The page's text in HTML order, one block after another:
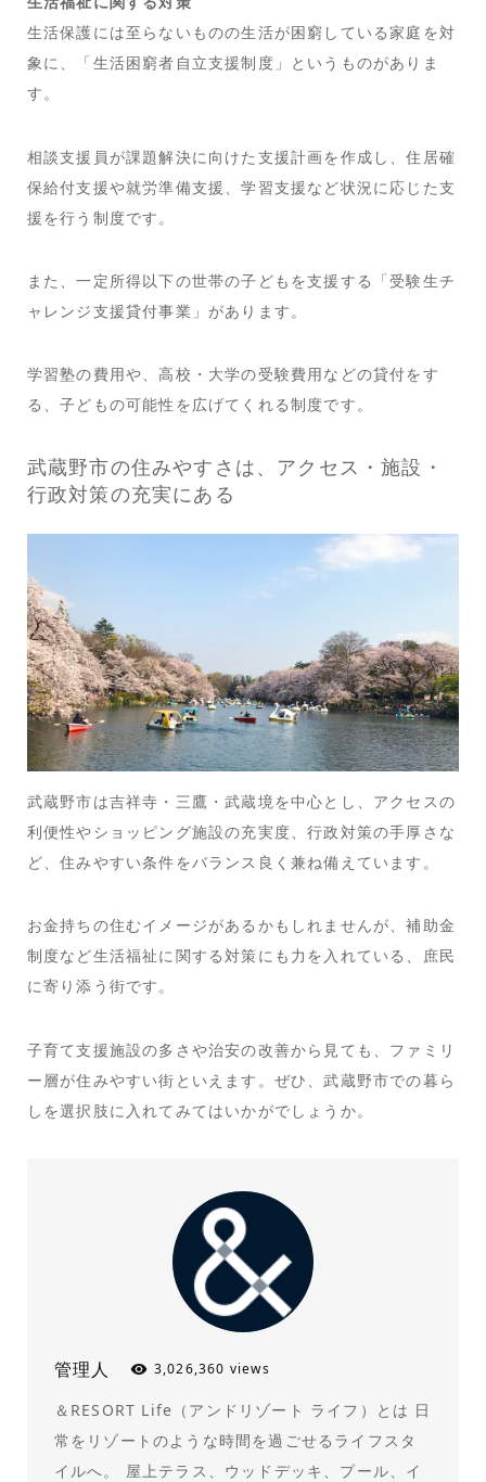
生活保護には至らないものの生活が困窮している家庭を対
象に、「生活困窮者自立支援制度」というものがありま
す。
相談支援員が課題解決に向けた支援計画を作成し、住居確
保給付支援や就労準備支援、学習支援など状況に応じた支
援を行う制度です。
また、一定所得以下の世帯の子どもを支援する「受験生チ
ャレンジ支援貸付事業」があります。
学習塾の費用や、高校・大学の受験費用などの貸付をす
る、子どもの可能性を広げてくれる制度です。
武蔵野市の住みやすさは、アクセス・施設・
行政対策の充実にある
武蔵野市は吉祥寺・三鷹・武蔵境を中心とし、アクセスの
利便性やショッピング施設の充実度、行政対策の手厚さな
ど、住みやすい条件をバランス良く兼ね備えています。
お金持ちの住むイメージがあるかもしれませんが、補助金
制度など生活福祉に関する対策にも力を入れている、庶民
に寄り添う街です。
子育て支援施設の多さや治安の改善から見ても、ファミリ
ー層が住みやすい街といえます。ぜひ、武蔵野市での暮ら
しを選択肢に入れてみてはいかがでしょうか。
管理人 3,026,360 views
＆RESORT Life（アンドリゾート ライフ）とは 日
常をリゾートのような時間を過ごせるライフスタ
イルへ。 屋上テラス、ウッドデッキ、プール、イ